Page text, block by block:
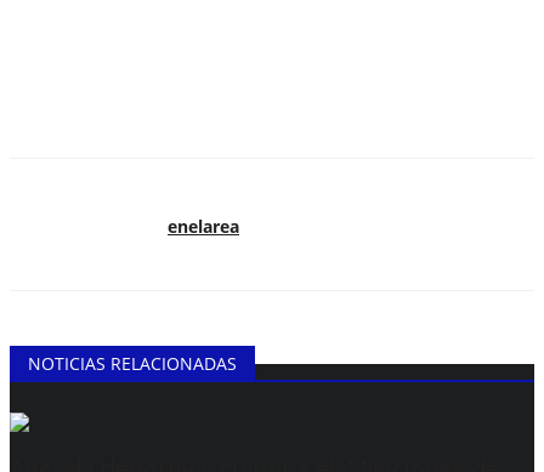
enelarea
NOTICIAS RELACIONADAS